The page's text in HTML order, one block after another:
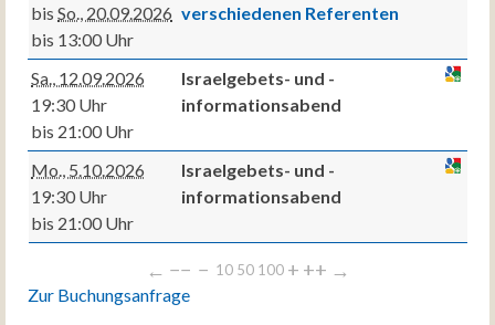
bis So., 20.09.2026
bis 13:00 Uhr
verschiedenen Referenten
Sa., 12.09.2026
19:30 Uhr
bis 21:00 Uhr
Israelgebets- und -
informationsabend
Mo., 5.10.2026
19:30 Uhr
bis 21:00 Uhr
Israelgebets- und -
informationsabend
← −− − 10 50 100 + ++ →
Zur Buchungsanfrage